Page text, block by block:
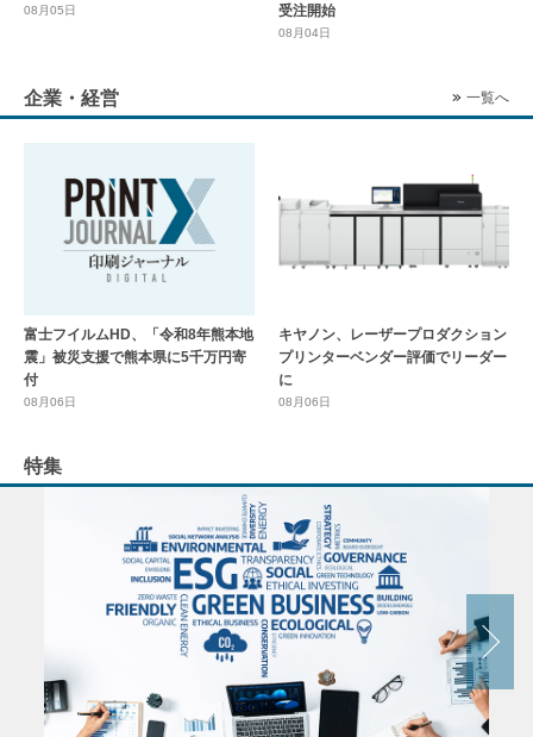
08月05日
受注開始
08月04日
企業・経営 一覧へ
富士フイルムHD、「令和8年熊本地
震」被災支援で熊本県に5千万円寄
付
08月06日
キヤノン、レーザープロダクション
プリンターベンダー評価でリーダー
に
08月06日
特集